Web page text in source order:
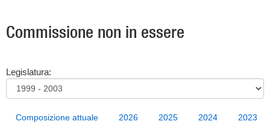
Commissione non in essere
Legislatura:
Composizione attuale 2026 2025 2024 2023